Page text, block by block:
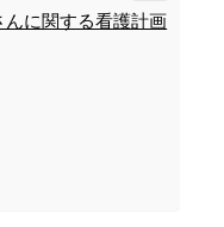
に関する看護計画